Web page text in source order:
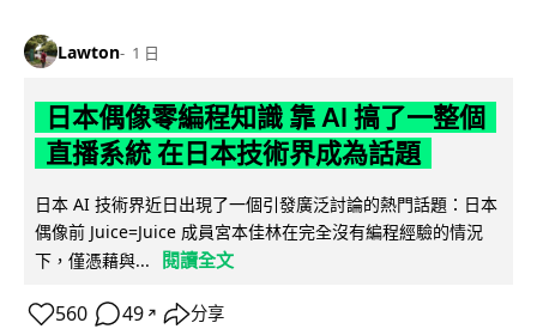
Lawton 1 日
日本偶像零編程知識 靠 AI 搞了一整個
直播系統 在日本技術界成為話題
日本 AI 技術界近日出現了一個引發廣泛討論的熱門話題：日本
偶像前 Juice=Juice 成員宮本佳林在完全沒有編程經驗的情況
下，僅憑藉與...
閱讀全文
560 49 ↗ 分享